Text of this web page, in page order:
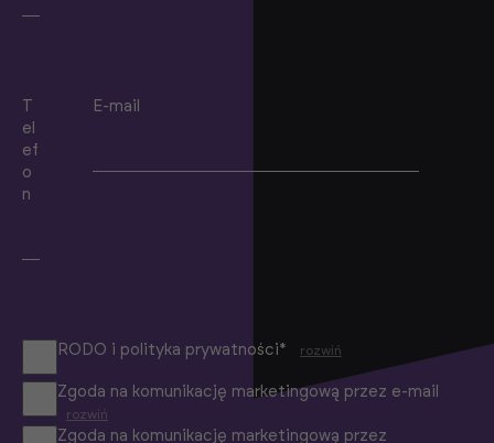
el
ef
o
n
E-mail
RODO i polityka prywatności* rozwiń
Zgoda na komunikację marketingową przez e-mail
rozwiń
Zgoda na komunikację marketingową przez